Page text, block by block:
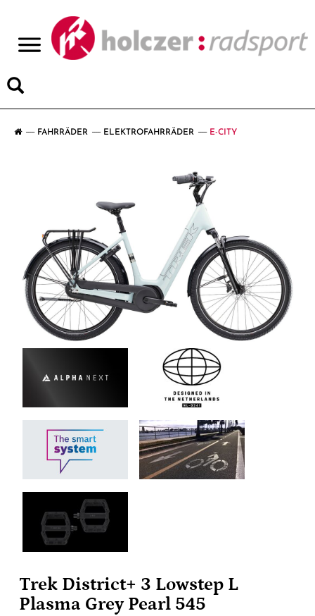
FAHRRÄDER ELEKTROFAHRRÄDER E-CITY
Trek District+ 3 Lowstep L
Plasma Grey Pearl 545